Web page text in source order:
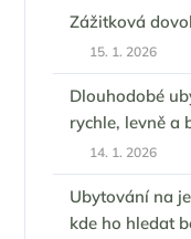
Zážitková
15. 1. 2026
Dlouhodobé
rychle, levně a
14. 1. 2026
Ubytování na
kde ho hledat